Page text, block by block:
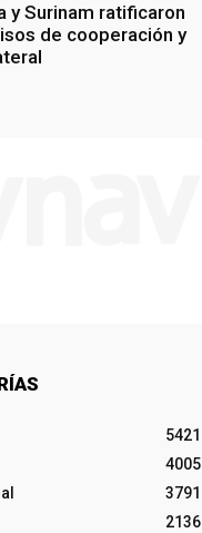
y Surinam ratificaron
de cooperación y
5421
4005
3791
2136